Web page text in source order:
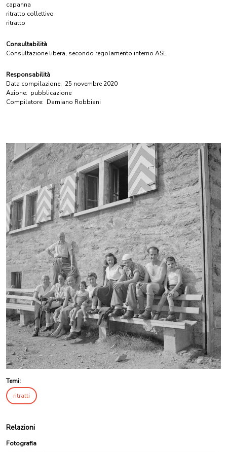
capanna
ritratto collettivo
ritratto
Consultabilità
Consultazione libera, secondo regolamento interno ASL
Responsabilità
Data compilazione: 25 novembre 2020
Azione: pubblicazione
Compilatore: Damiano Robbiani
Temi:
ritratti
Relazioni
Fotografia